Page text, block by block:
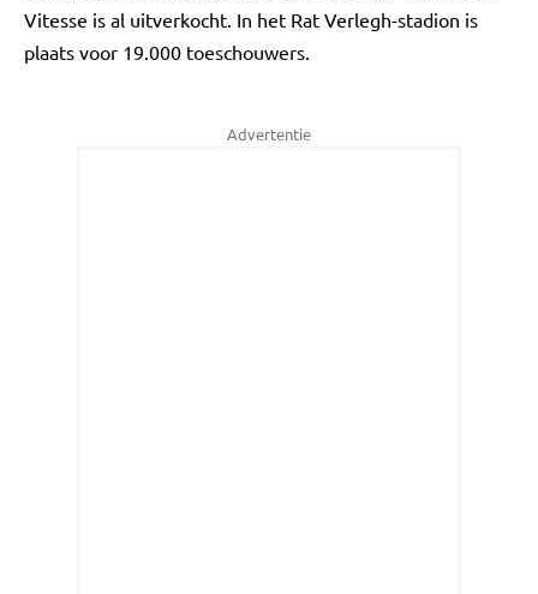
Vitesse is al uitverkocht. In het Rat Verlegh-stadion is
plaats voor 19.000 toeschouwers.
Advertentie